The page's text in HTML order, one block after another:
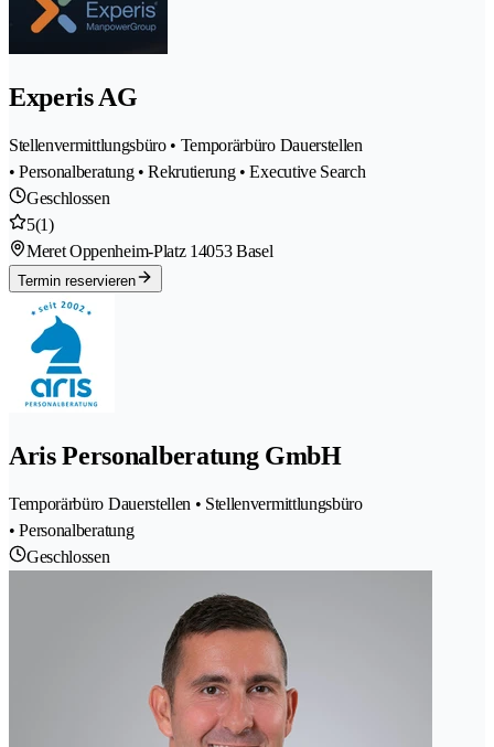
Experis AG
Stellenvermittlungsbüro • Temporärbüro Dauerstellen
• Personalberatung • Rekrutierung • Executive Search
Geschlossen
5(1)
Meret Oppenheim-Platz 14053 Basel
Termin reservieren
Aris Personalberatung GmbH
Temporärbüro Dauerstellen • Stellenvermittlungsbüro
• Personalberatung
Geschlossen